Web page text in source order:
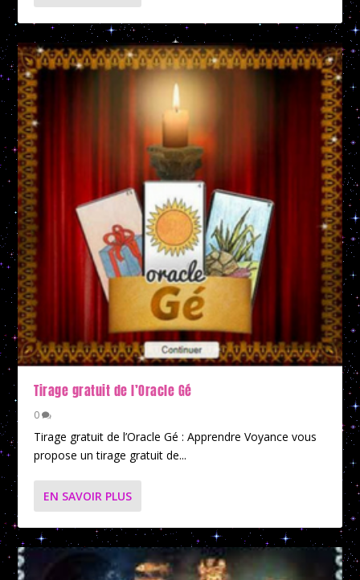
Tirage gratuit de l’Oracle Gé
0
Tirage gratuit de l’Oracle Gé : Apprendre Voyance vous
propose un tirage gratuit de...
EN SAVOIR PLUS